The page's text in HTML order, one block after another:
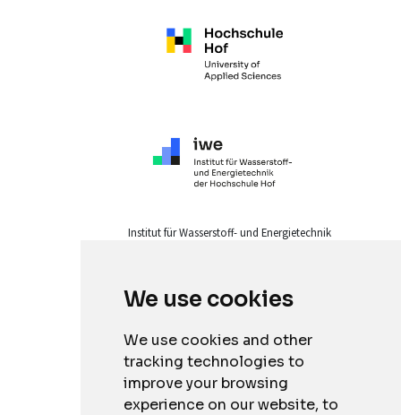
We use cookies
We use cookies and other
tracking technologies to
improve your browsing
experience on our website, to
Institut für Wasserstoff- und Energietechnik
Datenschutz
Barrierefreiheitserklärung
Credits